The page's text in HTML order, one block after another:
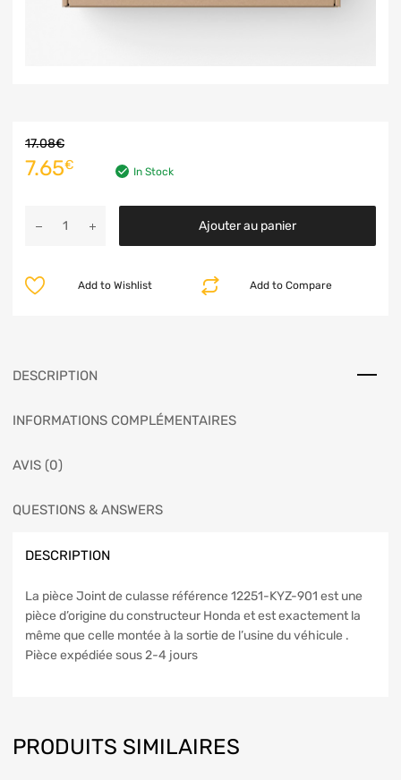
17.08€
7.65€ In Stock
Ajouter au panier
Add to Compare
Add to Wishlist
DESCRIPTION
INFORMATIONS COMPLÉMENTAIRES
AVIS (0)
QUESTIONS & ANSWERS
DESCRIPTION
La pièce Joint de culasse référence 12251-KYZ-901 est une
pièce d’origine du constructeur Honda et est exactement la
même que celle montée à la sortie de l’usine du véhicule .
Pièce expédiée sous 2-4 jours
PRODUITS SIMILAIRES